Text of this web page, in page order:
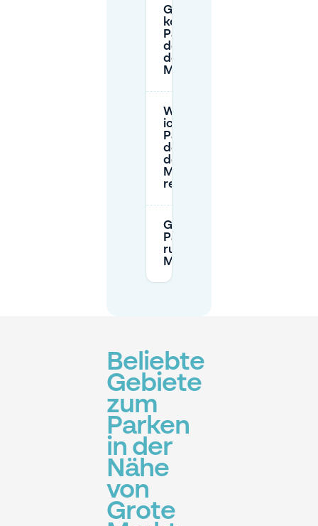
Gibt es
kostenloses
Parken in
der Nähe
des Grote
Markts?
Wie kann
ich einen
Parkplatz in
der Nähe
des Grote
Markts
reservieren?
Gibt es
Parkbeschränkungen
rund um den Grote
Markt?
Beliebte
Gebiete
zum
Parken
in der
Nähe
von
Grote